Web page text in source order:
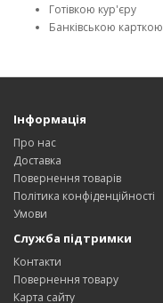
Готівкою кур'єру
Банківською карткою
Інформація
Про нас
Доставка
Повернення товарів
Політика конфіденційності
Умови
Служба підтримки
Контакти
Повернення товару
Карта сайту